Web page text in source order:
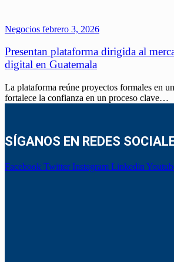
Negocios febrero 3, 2026
Presentan plataforma dirigida al
digital en Guatemala
La plataforma reúne proyectos formales en
fortalece la confianza en un proceso clave…
SÍGANOS EN REDES
Facebook Twitter Instagram Linkedin